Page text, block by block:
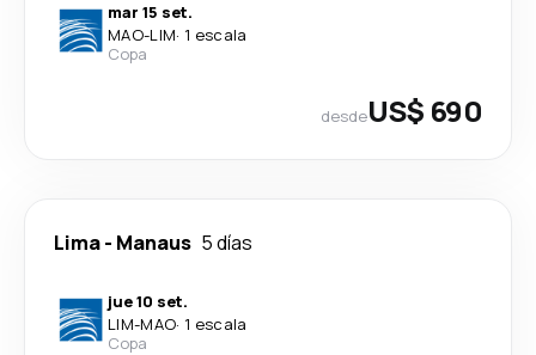
mar 15 set.
MAO-LIM· 1 escala
Copa
desdeUS$ 690
Lima- Manaus 5 días
jue 10 set.
LIM-MAO· 1 escala
Copa